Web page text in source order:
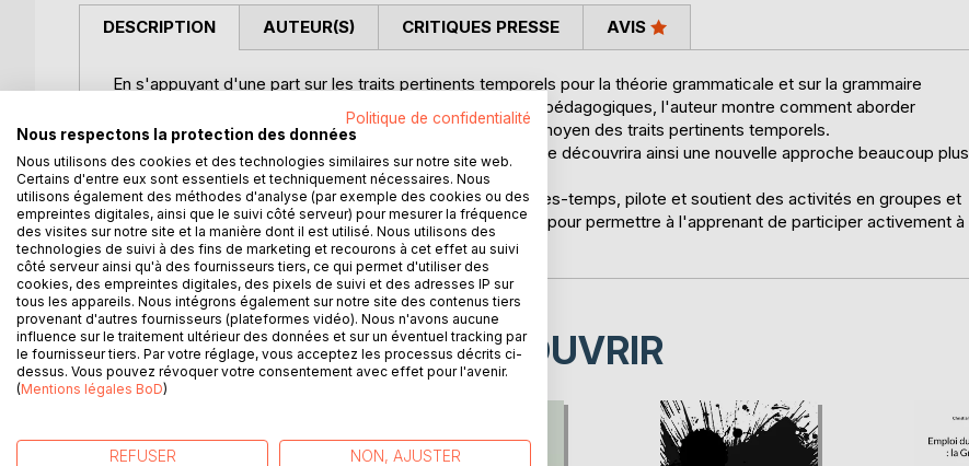
DESCRIPTION
En s'appuyant d'une part sur les traits pertinents temporels pour la théorie grammaticale et sur la grammaire
participative pour ce qui est des principes didactiques et pédagogiques, l'auteur montre comment aborder
l'enseignement de l'emploi des temps grammaticaux au moyen des traits pertinents temporels.
L'enseignante ou l'enseignant de français langue étrangère découvrira ainsi une nouvelle approche beaucoup plus
systématique de cet enseignement.
Un site web dédié à cette problématique, www.theorie-des-temps, pilote et soutient des activités en groupes et
offre des exercices corrigés et expliqués par l'ordinateur pour permettre à l'apprenant de participer activement à
son apprentissage..
AUTEUR(S) CRITIQUES PRESSE AVIS
D’AUTRES TITRES À DÉCOUVRIR
Politique de confidentialité
Nous respectons la protection des données
Nous utilisons des cookies et des technologies similaires sur notre site web.
Certains d'entre eux sont essentiels et techniquement nécessaires. Nous
utilisons également des méthodes d'analyse (par exemple des cookies ou des
empreintes digitales, ainsi que le suivi côté serveur) pour mesurer la fréquence
des visites sur notre site et la manière dont il est utilisé. Nous utilisons des
technologies de suivi à des fins de marketing et recourons à cet effet au suivi
côté serveur ainsi qu'à des fournisseurs tiers, ce qui permet d'utiliser des
cookies, des empreintes digitales, des pixels de suivi et des adresses IP sur
tous les appareils. Nous intégrons également sur notre site des contenus tiers
provenant d'autres fournisseurs (plateformes vidéo). Nous n'avons aucune
influence sur le traitement ultérieur des données et sur un éventuel tracking par
le fournisseur tiers. Par votre réglage, vous acceptez les processus décrits ci-
dessus. Vous pouvez révoquer votre consentement avec effet pour l'avenir.
(Mentions légales BoD)
REFUSER NON, AJUSTER